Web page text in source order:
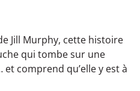
Jill Murphy, cette histoire
qui tombe sur une
comprend qu’elle y est à